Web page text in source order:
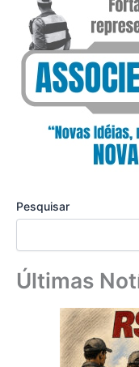
Pesquisar
Últimas